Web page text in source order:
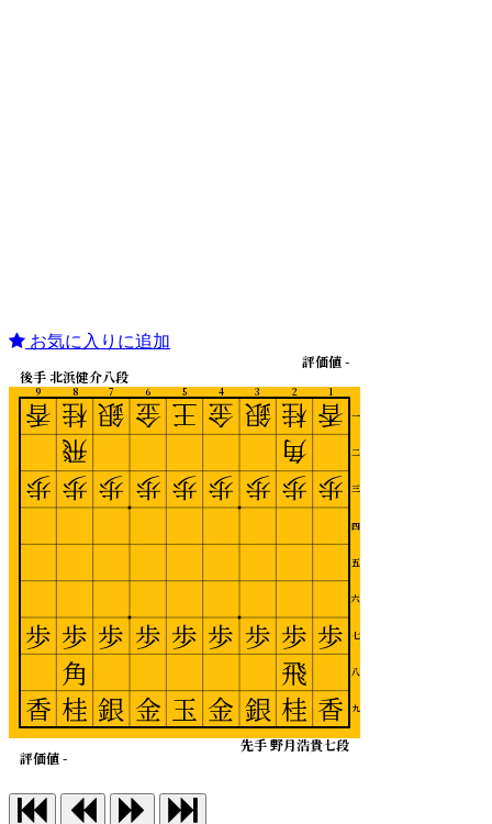
お気に入りに追加
1
2
3
4
5
6
7
8
9
一
二
三
四
五
六
七
八
九
先手 野月浩貴七段
後手 北浜健介八段
評価値 -
評価値 -
香
歩
歩
香
桂
角
歩
歩
飛
桂
銀
歩
歩
銀
金
歩
歩
金
王
歩
歩
玉
金
歩
歩
金
銀
歩
歩
銀
桂
飛
歩
歩
角
桂
香
歩
歩
香